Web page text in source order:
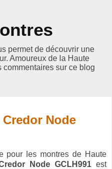
permet de découvrir une
Amoureux de la Haute
commentaires sur ce blog
Node
pour les montres de Haute
Node GCLH991 est